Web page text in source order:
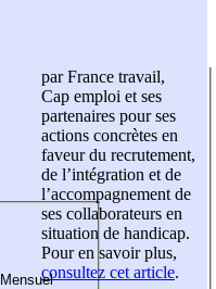
par France travail,
Cap emploi et ses
partenaires pour ses
actions concrètes en
faveur du recrutement,
de l’intégration et de
l’accompagnement de
ses collaborateurs en
situation de handicap.
Pour en savoir plus,
consultez cet article.